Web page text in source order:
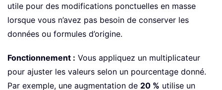
utile pour des modifications ponctuelles en masse
lorsque vous n’avez pas besoin de conserver les
données ou formules d’origine.
Fonctionnement : Vous appliquez un multiplicateur
pour ajuster les valeurs selon un pourcentage donné.
Par exemple, une augmentation de 20 % utilise un